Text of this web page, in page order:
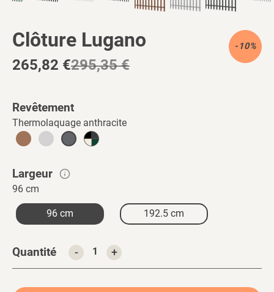
Clôture Lugano
Prix
265,82 €
Prix
295,35 €
-10%
Revêtement
Thermolaquage anthracite
Largeur
96 cm
96 cm 192.5 cm
personnalisée
Quantité 1